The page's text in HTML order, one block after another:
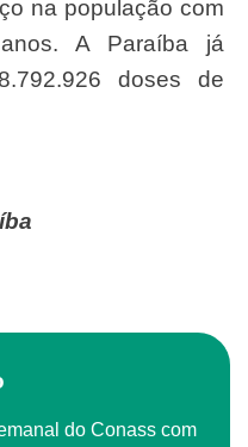
na população com
A Paraíba já
doses de